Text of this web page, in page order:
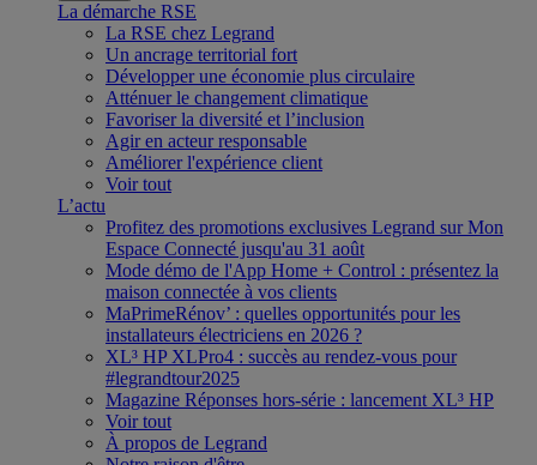
La démarche RSE
La RSE chez Legrand
Un ancrage territorial fort
Développer une économie plus circulaire
Atténuer le changement climatique
Favoriser la diversité et l’inclusion
Agir en acteur responsable
Améliorer l'expérience client
Voir tout
L’actu
Profitez des promotions exclusives Legrand sur Mon
Espace Connecté jusqu'au 31 août
Mode démo de l'App Home + Control : présentez la
maison connectée à vos clients
MaPrimeRénov’ : quelles opportunités pour les
installateurs électriciens en 2026 ?
XL³ HP XLPro4 : succès au rendez-vous pour
#legrandtour2025
Magazine Réponses hors-série : lancement XL³ HP
Voir tout
À propos de Legrand